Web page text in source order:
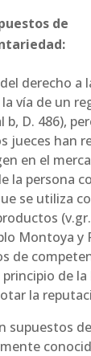
de
derecho a
vía de un
b, D. 486),
jueces han
en el
la persona
se utiliza
Montoya y
de
de
la
supuestos